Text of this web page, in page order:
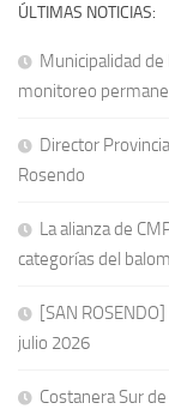
ÚLTIMAS NOTICIAS:
Municipalidad
monitoreo
Director
Rosendo
La alianza de
categorías del
[SAN
julio 2026
Costanera Sur